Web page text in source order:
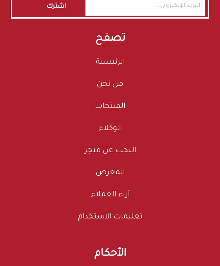
اشترك
تصفح
الرئيسية
من نحن
المنتجات
الوكلاء
البحث عن متجر
المعرض
آراء العملاء
تعليمات الاستخدام
الأحكام